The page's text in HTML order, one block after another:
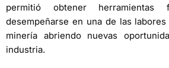
permitió obtener herramientas
desempeñarse en una de las
minería abriendo nuevas
industria.